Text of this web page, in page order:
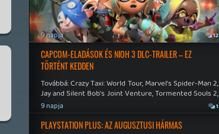
9 napja 12
CAPCOM-ELADÁSOK ÉS NIOH 3 DLC-TRAILER – EZ
TÖRTÉNT KEDDEN
Továbbá: Crazy Taxi: World Tour, Marvel's Spider-Man 2,
Jay and Silent Bob's Joint Venture, Tormented Souls 2,
No More Room in Hell, Slain 2: The Beast Within.
9 napja 1
PLAYSTATION PLUS: AZ AUGUSZTUSI HÁRMAS